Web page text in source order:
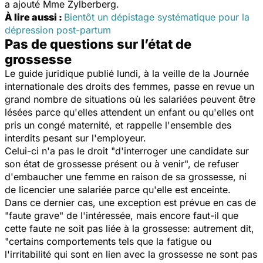
a ajouté Mme Zylberberg.
À lire aussi : Bientôt un dépistage systématique pour la
dépression post-partum
Pas de questions sur l’état de
grossesse
Le guide juridique publié lundi, à la veille de la Journée
internationale des droits des femmes, passe en revue un
grand nombre de situations où les salariées peuvent être
lésées parce qu'elles attendent un enfant ou qu'elles ont
pris un congé maternité, et rappelle l'ensemble des
interdits pesant sur l'employeur.
Celui-ci n'a pas le droit "d'interroger une candidate sur
son état de grossesse présent ou à venir", de refuser
d'embaucher une femme en raison de sa grossesse, ni
de licencier une salariée parce qu'elle est enceinte.
Dans ce dernier cas, une exception est prévue en cas de
"faute grave" de l'intéressée, mais encore faut-il que
cette faute ne soit pas liée à la grossesse: autrement dit,
"certains comportements tels que la fatigue ou
l'irritabilité qui sont en lien avec la grossesse ne sont pas